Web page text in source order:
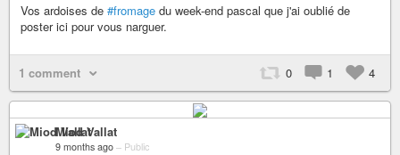
Vos ardoises de #fromage du week-end pascal que j'ai oublié de
poster ici pour vous narguer.
1 comment 0 1 4
Miod Vallat
9 months ago – Public